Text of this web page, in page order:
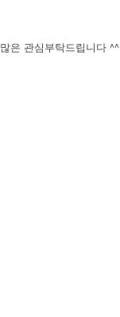
은 관심부탁드립니다 ^^